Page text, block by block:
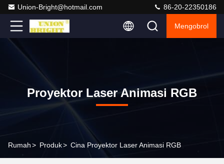
Union-Bright@hotmail.com 86-20-22350186
Mengobrol
Proyektor Laser Animasi RGB
Rumah> Produk> Cina Proyektor Laser Animasi RGB